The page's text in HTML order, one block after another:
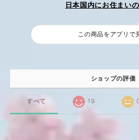
日本国内にお住まい
この商品をアプリで
ショップの評価
すべて 19